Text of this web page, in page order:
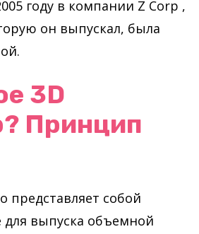
году в компании Z Corp ,
он выпускал, была
3D
Принцип
представляет собой
для выпуска объемной